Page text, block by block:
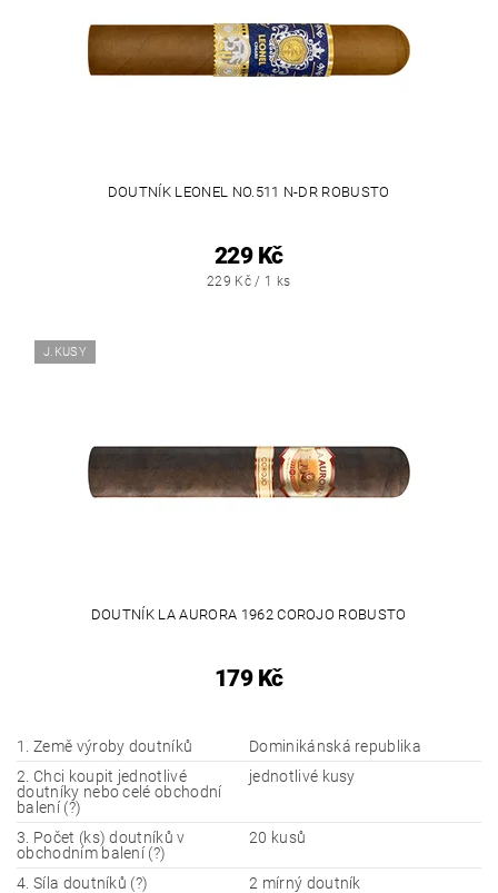
DOUTNÍK LEONEL NO.511 N-DR ROBUSTO
229 Kč
229 Kč / 1 ks
J.KUSY
DOUTNÍK LA AURORA 1962 COROJO ROBUSTO
179 Kč
1. Země výroby doutníků
Dominikánská republika
2. Chci koupit jednotlivé
doutníky nebo celé obchodní
balení (?)
jednotlivé kusy
3. Počet (ks) doutníků v
obchodním balení (?)
20 kusů
4. Síla doutníků (?)
2 mírný doutník